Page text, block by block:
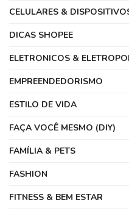
CELULARES &
DICAS SHOPEE
ELETRONICOS &
EMPREENDEDORISMO
ESTILO DE VIDA
FAÇA VOCÊ MESMO (DIY)
FAMÍLIA & PETS
FASHION
FITNESS & BEM ESTAR